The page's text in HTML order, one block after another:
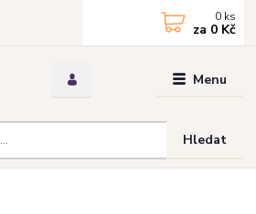
Menu
Hledat
0 ks
za 0 Kč